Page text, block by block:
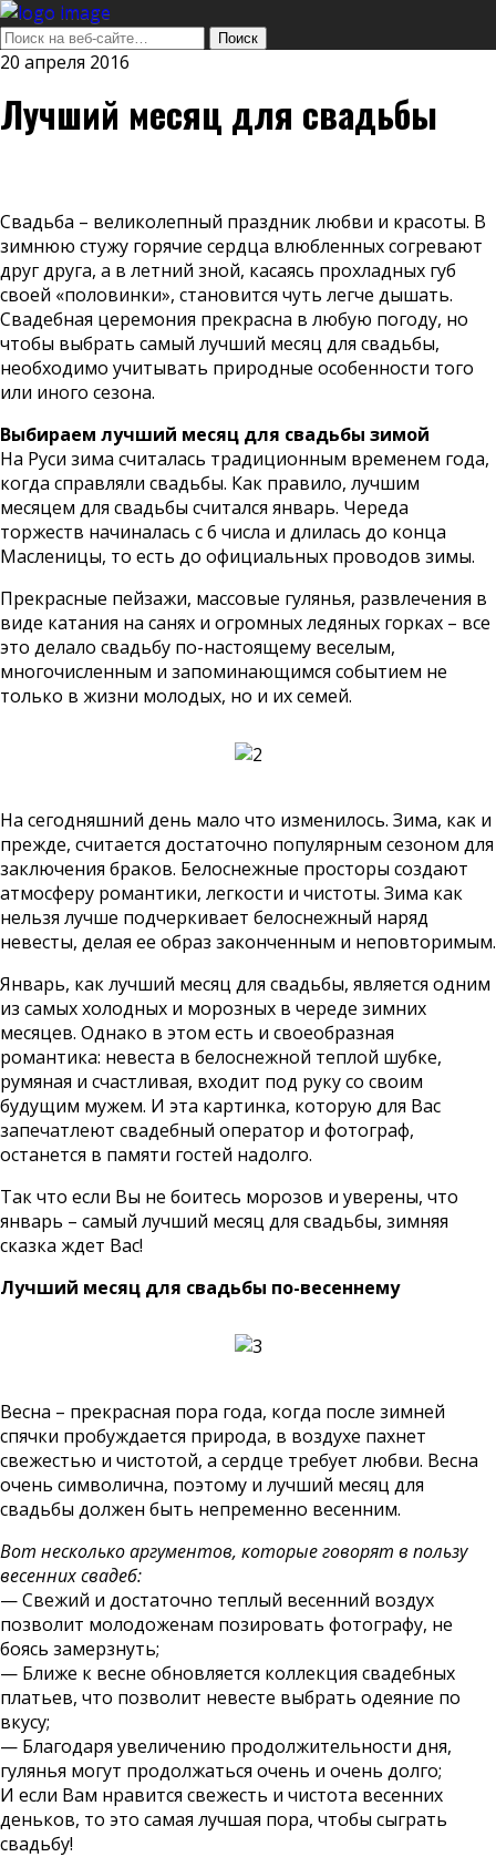
20 апреля 2016
Лучший месяц для свадьбы
Свадьба – великолепный праздник любви и красоты. В
зимнюю стужу горячие сердца влюбленных согревают
друг друга, а в летний зной, касаясь прохладных губ
своей «половинки», становится чуть легче дышать.
Свадебная церемония прекрасна в любую погоду, но
чтобы выбрать самый лучший месяц для свадьбы,
необходимо учитывать природные особенности того
или иного сезона.
Выбираем лучший месяц для свадьбы зимой
На Руси зима считалась традиционным временем года,
когда справляли свадьбы. Как правило, лучшим
месяцем для свадьбы считался январь. Череда
торжеств начиналась с 6 числа и длилась до конца
Масленицы, то есть до официальных проводов зимы.
Прекрасные пейзажи, массовые гулянья, развлечения в
виде катания на санях и огромных ледяных горках – все
это делало свадьбу по-настоящему веселым,
многочисленным и запоминающимся событием не
только в жизни молодых, но и их семей.
На сегодняшний день мало что изменилось. Зима, как и
прежде, считается достаточно популярным сезоном для
заключения браков. Белоснежные просторы создают
атмосферу романтики, легкости и чистоты. Зима как
нельзя лучше подчеркивает белоснежный наряд
невесты, делая ее образ законченным и неповторимым.
Январь, как лучший месяц для свадьбы, является одним
из самых холодных и морозных в череде зимних
месяцев. Однако в этом есть и своеобразная
романтика: невеста в белоснежной теплой шубке,
румяная и счастливая, входит под руку со своим
будущим мужем. И эта картинка, которую для Вас
запечатлеют свадебный оператор и фотограф,
останется в памяти гостей надолго.
Так что если Вы не боитесь морозов и уверены, что
январь – самый лучший месяц для свадьбы, зимняя
сказка ждет Вас!
Лучший месяц для свадьбы по-весеннему
Весна – прекрасная пора года, когда после зимней
спячки пробуждается природа, в воздухе пахнет
свежестью и чистотой, а сердце требует любви. Весна
очень символична, поэтому и лучший месяц для
свадьбы должен быть непременно весенним.
Вот несколько аргументов, которые говорят в пользу
весенних свадеб:
— Свежий и достаточно теплый весенний воздух
позволит молодоженам позировать фотографу, не
боясь замерзнуть;
— Ближе к весне обновляется коллекция свадебных
платьев, что позволит невесте выбрать одеяние по
вкусу;
— Благодаря увеличению продолжительности дня,
гулянья могут продолжаться очень и очень долго;
И если Вам нравится свежесть и чистота весенних
деньков, то это самая лучшая пора, чтобы сыграть
свадьбу!